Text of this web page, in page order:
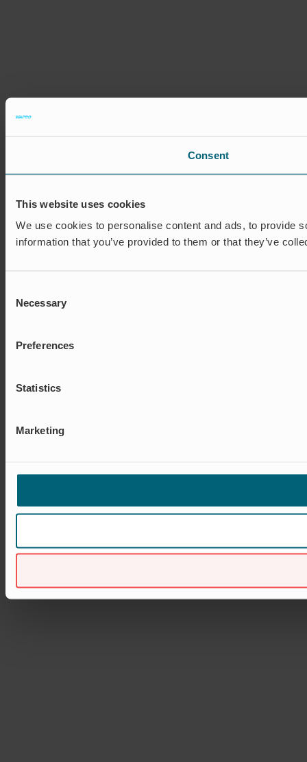
Consent
This website uses cookies
We use cookies to personalise content and ads, to provide
information that you’ve provided to them or that they’ve
Selection
Necessary
Preferences
Statistics
Marketing